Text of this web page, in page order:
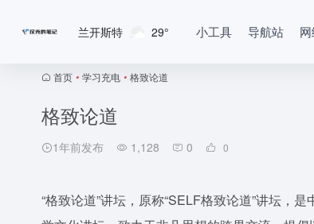
兰开斯特 29° 小工具 导航站
首页 • 学习充电 • 格致论道
格致论道
1年前发布 1,128 0 0
“格致论道”讲坛，原称“SELF格致论道”讲坛，